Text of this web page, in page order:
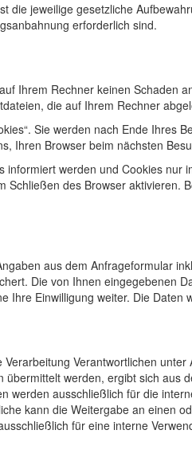
jeweilige gesetzliche
erforderlich sind.
Ihrem Rechner keinen Schaden
die auf Ihrem Rechner
Sie werden nach Ende Ihres
Ihren Browser beim nächsten
werden und Cookies
des Browser aktivieren.
aus dem Anfrageformular
Die von Ihnen eingegebenen
Einwilligung weiter. Die
Verantwortlichen
werden, ergibt sich aus
ausschließlich für die
kann die Weitergabe an einen
für eine interne